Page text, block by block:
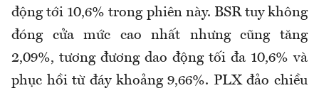
động tới 10,6% trong phiên này. BSR tuy không
đóng cửa mức cao nhất nhưng cũng tăng
2,09%, tương đương dao động tối đa 10,6% và
phục hồi từ đáy khoảng 9,66%. PLX đảo chiều